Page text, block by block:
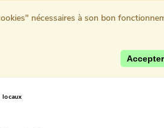
locaux
nécessaires à son bon
Accepter